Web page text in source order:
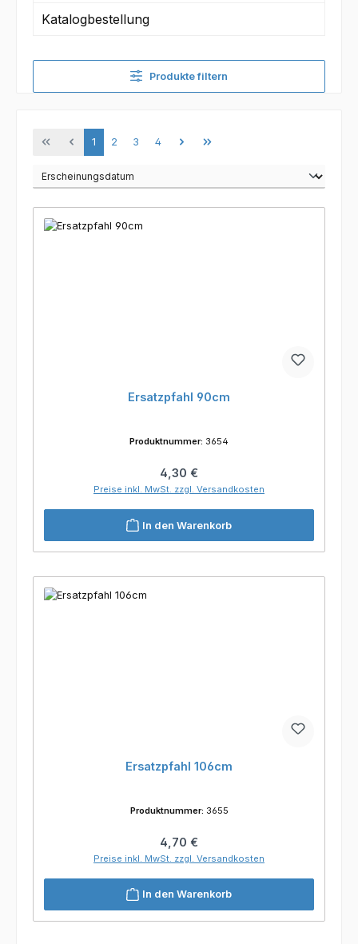
Katalogbestellung
Produkte filtern
Seite
1 Seite
2 Seite
3 Seite
4
Ersatzpfahl 90cm
Produktnummer: 3654
Regulärer Preis:
4,30 €
Preise inkl. MwSt. zzgl. Versandkosten
In den Warenkorb
Ersatzpfahl 106cm
Produktnummer: 3655
Regulärer Preis:
4,70 €
Preise inkl. MwSt. zzgl. Versandkosten
In den Warenkorb